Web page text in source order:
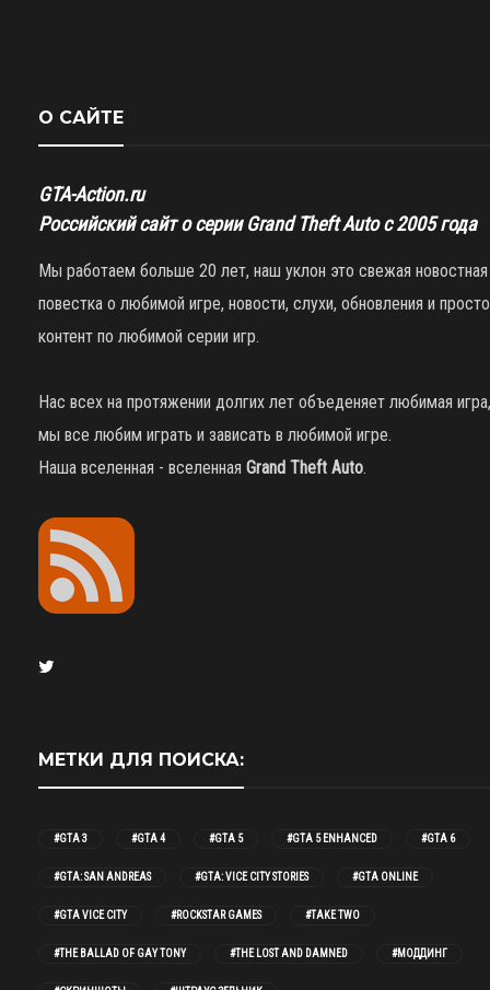
О САЙТЕ
GTA-Action.ru
Российский сайт о серии Grand Theft Auto с 2005 года
Мы работаем больше 20 лет, наш уклон это свежая новостная
повестка о любимой игре, новости, слухи, обновления и просто
контент по любимой серии игр.
Нас всех на протяжении долгих лет объеденяет любимая игра,
мы все любим играть и зависать в любимой игре.
Наша вселенная - вселенная Grand Theft Auto.
МЕТКИ ДЛЯ ПОИСКА:
#GTA 3 #GTA 4 #GTA 5 #GTA 5 ENHANCED #GTA 6
#GTA: SAN ANDREAS #GTA: VICE CITY STORIES #GTA ONLINE
#GTA VICE CITY #ROCKSTAR GAMES #TAKE TWO
#THE BALLAD OF GAY TONY #THE LOST AND DAMNED #МОДДИНГ